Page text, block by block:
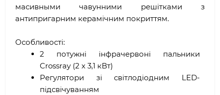
масивными чавунними решітками з
антипригарним керамічним покриттям.
Особливості:
2 потужні інфрачервоні пальники
Crossray (2 х 3,1 кВт)
Регулятори зі світлодіодним LED-
підсвічуванням